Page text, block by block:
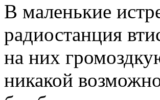
В маленькие
радиостанция
на них
никакой